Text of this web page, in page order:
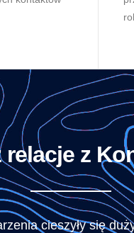
relacje z
cieszyły się